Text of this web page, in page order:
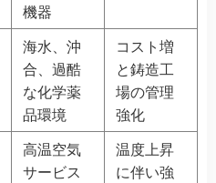
機器
海水、沖
合、過酷
な化学薬
品環境
コスト増
と鋳造工
場の管理
強化
高温空気
サービス
温度上昇
に伴い強